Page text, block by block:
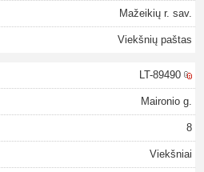
Mažeikių r. sav.
Viekšnių paštas
LT-89490
Maironio g.
8
Viekšniai